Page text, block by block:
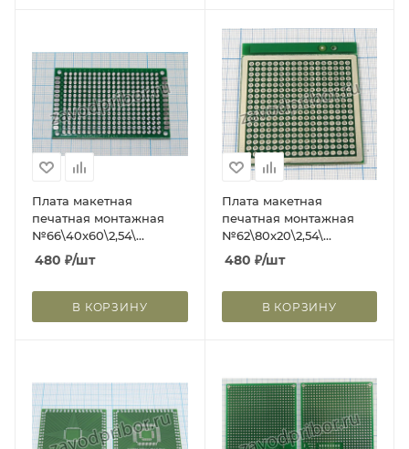
Плата макетная
печатная монтажная
№66\40x60\2,54\
двухстор\40x60-2; плата
монтаж №66\40x60\2,54\
480 ₽/шт
В КОРЗИНУ
Плата макетная
печатная монтажная
№62\80x20\2,54\
двухстор\80x20-2; плата
монтаж №62\80x20\2,54\
480 ₽/шт
В КОРЗИНУ